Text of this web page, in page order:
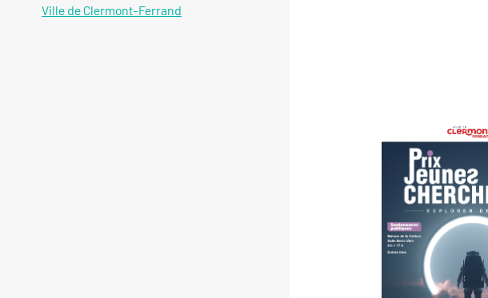
Ville de Clermont-Ferrand